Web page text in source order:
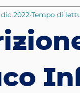
2022 Tempo di